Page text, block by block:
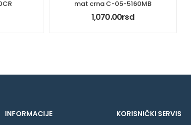
mat crna C-05-5160MB
1,070.00rsd
INFORMACIJE KORISNIČKI SERVIS